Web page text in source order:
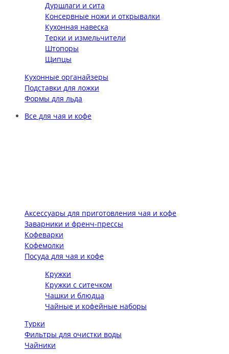
Дуршлаги и сита
Консервные ножи и открывалки
Кухонная навеска
Терки и измельчители
Штопоры
Щипцы
Кухонные органайзеры
Подставки для ложки
Формы для льда
Все для чая и кофе
Аксессуары для приготовления чая и кофе
Заварники и френч-прессы
Кофеварки
Кофемолки
Посуда для чая и кофе
Кружки
Кружки с ситечком
Чашки и блюдца
Чайные и кофейные наборы
Турки
Фильтры для очистки воды
Чайники